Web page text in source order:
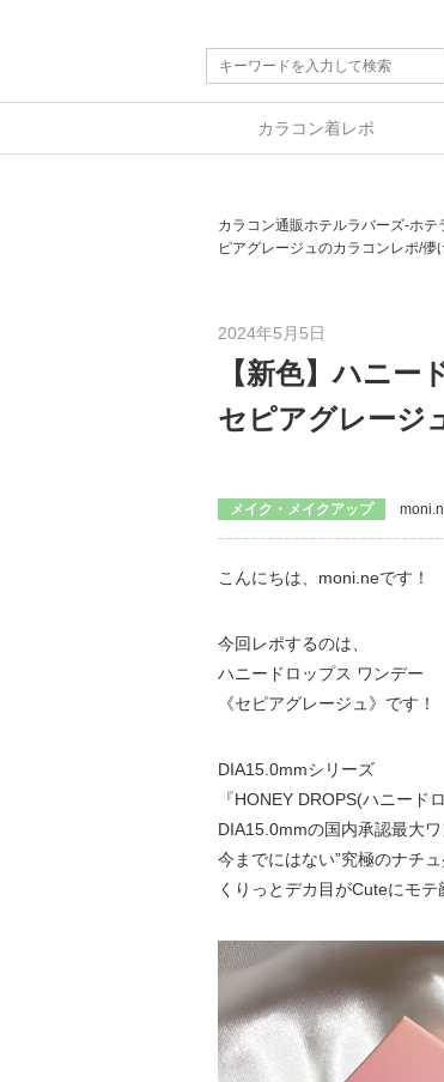
カラコン着レポ
カラコン通販ホテルラバーズ-ホテ
ピアグレージュのカラコンレポ/儚
2024年5月5日
【新色】ハニ
セピアグレージ
メイク・メイクアップ
こんにちは、moni.neです！
今回レポするのは、
ハニードロップス ワンデー
《セピアグレージュ》です！
DIA15.0mmシリーズ
『HONEY DROPS(ハニード
DIA15.0mmの国内承認最大
今までにはない”究極のナチ
くりっとデカ目がCuteにモテ